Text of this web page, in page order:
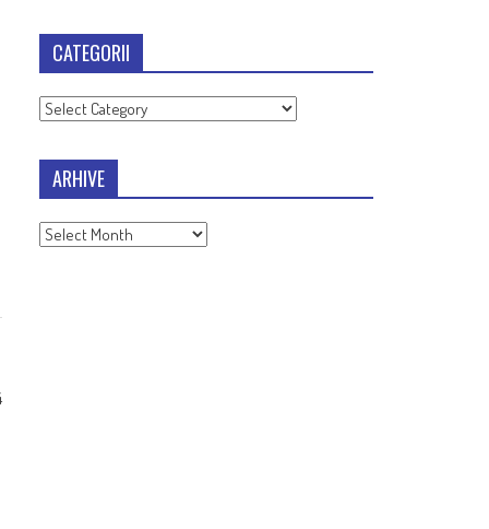
CATEGORII
Categorii
ARHIVE
Arhive